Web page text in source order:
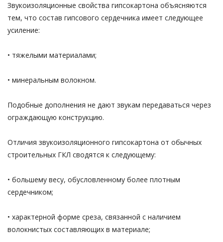
Звукоизоляционные свойства гипсокартона объясняются
тем, что состав гипсового сердечника имеет следующее
усиление:
• тяжелыми материалами;
• минеральным волокном.
Подобные дополнения не дают звукам передаваться через
ограждающую конструкцию.
Отличия звукоизоляционного гипсокартона от обычных
строительных ГКЛ сводятся к следующему:
• большему весу, обусловленному более плотным
сердечником;
• характерной форме среза, связанной с наличием
волокнистых составляющих в материале;